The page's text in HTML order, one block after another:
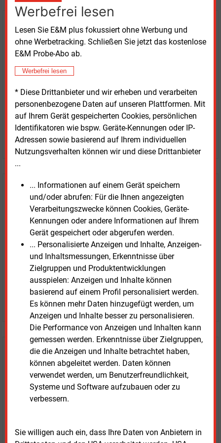
Werbefrei lesen
Lesen Sie E&M plus fokussiert ohne Werbung und
ohne Werbetracking. Schließen Sie jetzt das kostenlose
E&M Probe-Abo ab.
Werbefrei lesen
* Diese Drittanbieter und wir erheben und verarbeiten
personenbezogene Daten auf unseren Plattformen. Mit
auf Ihrem Gerät gespeicherten Cookies, persönlichen
Identifikatoren wie bspw. Geräte-Kennungen oder IP-
Adressen sowie basierend auf Ihrem individuellen
Nutzungsverhalten können wir und diese Drittanbieter
...
... Informationen auf einem Gerät speichern
und/oder abrufen: Für die Ihnen angezeigten
Verarbeitungszwecke können Cookies, Geräte-
Kennungen oder andere Informationen auf Ihrem
Gerät gespeichert oder abgerufen werden.
... Personalisierte Anzeigen und Inhalte, Anzeigen-
und Inhaltsmessungen, Erkenntnisse über
Zielgruppen und Produktentwicklungen
ausspielen: Anzeigen und Inhalte können
basierend auf einem Profil personalisiert werden.
Es können mehr Daten hinzugefügt werden, um
Anzeigen und Inhalte besser zu personalisieren.
Die Performance von Anzeigen und Inhalten kann
gemessen werden. Erkenntnisse über Zielgruppen,
die die Anzeigen und Inhalte betrachtet haben,
können abgeleitet werden. Daten können
verwendet werden, um Benutzerfreundlichkeit,
Systeme und Software aufzubauen oder zu
verbessern.
Sie willigen auch ein, dass Ihre Daten von Anbietern in
Kaufen Sie den Artikel
erhalten Sie sofort diesen redaktionellen Beitrag für
JETZT ARTIKEL KAUFEN
Testen SieE&M
kostenlos und
unverbindlich
Zwei Wochen kostenfreier Zugang
Zugang auf stündlich aktualisierte Nachrichten mit
Prognose- und Marktdaten
+ einmal täglich E&M daily
+ zwei Ausgaben der Zeitung E&M
ohne automatische Verlängerung
JETZT KOSTENLOS TESTEN
Login für Kunden